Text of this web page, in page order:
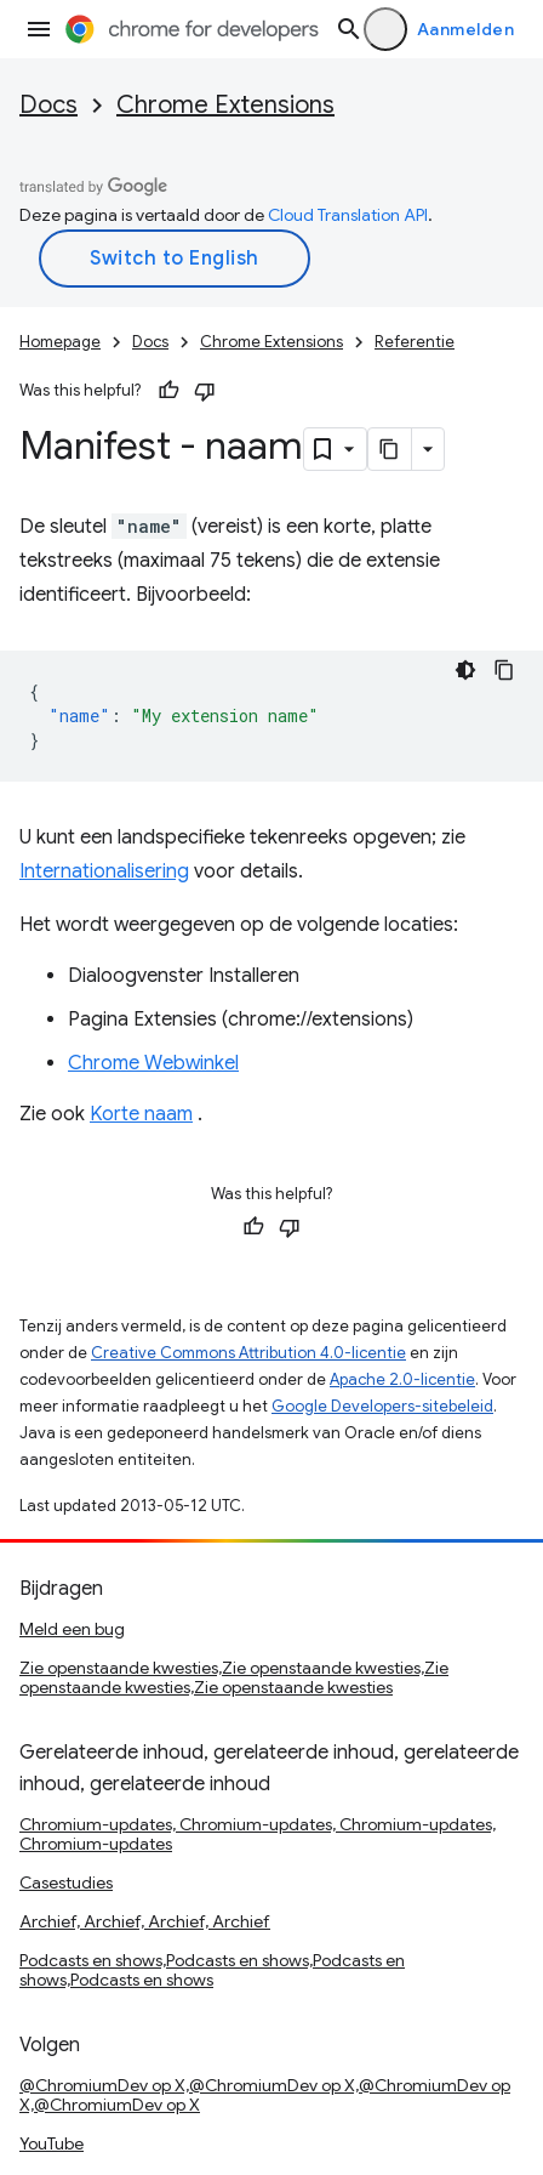
Aanmelden
Docs Chrome Extensions
Deze pagina is vertaald door deCloud Translation API.
Homepage Docs Chrome Extensions Referentie
Was this helpful?
Manifest - naam
De sleutel "name" (vereist) is een korte, platte
tekstreeks (maximaal 75 tekens) die de extensie
identificeert. Bijvoorbeeld:
{
"name" :
"My extension name"
}
U kunt een landspecifieke tekenreeks opgeven; zie
Internationalisering voor details.
Het wordt weergegeven op de volgende locaties:
Dialoogvenster Installeren
Pagina Extensies (chrome://extensions)
Chrome Webwinkel
Zie ook Korte naam .
Was this helpful?
Tenzij anders vermeld, is de content op deze pagina gelicentieerd
onder de Creative Commons Attribution 4.0-licentieen zijn
codevoorbeelden gelicentieerd onder deApache 2.0-licentie. Voor
meer informatie raadpleegt u het Google Developers-sitebeleid.
Java is een gedeponeerd handelsmerk van Oracle en/of diens
aangesloten entiteiten.
Last updated 2013-05-12 UTC.
Bijdragen
Meld een bug
Zie openstaande kwesties,Zie openstaande kwesties,Zie
openstaande kwesties,Zie openstaande kwesties
Gerelateerde inhoud, gerelateerde inhoud, gerelateerde
inhoud, gerelateerde inhoud
Chromium-updates, Chromium-updates, Chromium-updates,
Chromium-updates
Casestudies
Archief, Archief, Archief, Archief
Podcasts en shows,Podcasts en shows,Podcasts en
shows,Podcasts en shows
Volgen
@ChromiumDev op X,@ChromiumDev op X,@ChromiumDev op
X,@ChromiumDev op X
YouTube